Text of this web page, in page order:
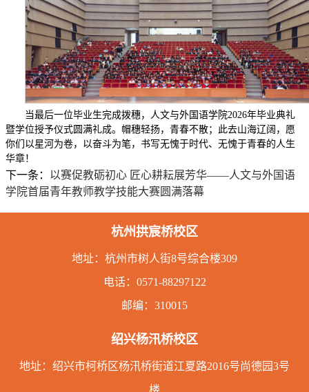
当最后一位毕业生完成拨穗，人文与外国语学院2026年毕业典礼
暨学位授予仪式圆满礼成。帽穗轻扬，青春不散；此去山海辽阔，愿
你们以星河为卷，以奋斗为笔，书写无愧于时代、无愧于青春的人生
华章！
下一条： 以赛促教砺初心 匠心耕耘展芳华——人文与外国语
学院首届青年教师教学技能大赛圆满落幕
杭州拱宸桥校区
地址： 杭州市树人街8号综合楼309
电话： 0571-88297122
邮编：310015
绍兴杨汛桥校区
地址：绍兴市柯桥区杨汛桥街道江夏路2016号尚德园3号
楼